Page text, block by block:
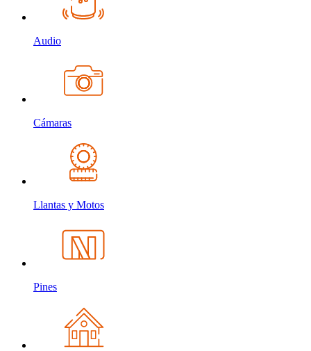
Audio
Cámaras
Llantas y Motos
Pines